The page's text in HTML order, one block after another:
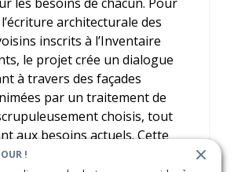
architecturale des
inscrits à l’Inventaire
le projet crée un dialogue
à travers des façades
par un traitement de
choisis, tout
aux besoins actuels. Cette
dans une conception
!